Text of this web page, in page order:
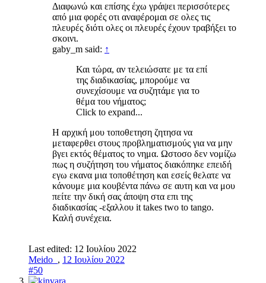
Διαφωνώ και επίσης έχω γράψει περισσότερες
από μια φορές οτι αναφέρομαι σε ολες τις
πλευρές διότι ολες οι πλευρές έχουν τραβήξει το
σκοινι.
gaby_m said: ↑
Και τώρα, αν τελειώσατε με τα επί
της διαδικασίας, μπορούμε να
συνεχίσουμε να συζητάμε για το
θέμα του νήματος;
Click to expand...
Η αρχική μου τοποθετηση ζητησα να
μεταφερθει στους προβληματισμούς για να μην
βγει εκτός θέματος το νημα. Ωστοσο δεν νομίζω
πως η συζήτηση του νήματος διακόπηκε επειδή
εγω εκανα μια τοποθέτηση και εσείς θελατε να
κάνουμε μια κουβέντα πάνω σε αυτη και να μου
πείτε την δική σας άποψη στα επι της
διαδικασίας -εξαλλου it takes two to tango.
Καλή συνέχεια.
Last edited: 12 Ιουλίου 2022
Meido_ , 12 Ιουλίου 2022
#50